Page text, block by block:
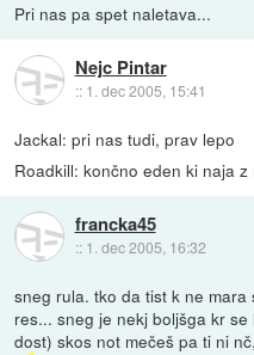
Pri nas pa spet naletava...
Nejc Pintar
:: 1. dec 2005, 15:41
Jackal: pri nas tudi, prav lepo
Roadkill: končno eden ki naja z
francka45
:: 1. dec 2005, 16:32
sneg rula. tko da tist k ne mara
res... sneg je nekj boljšga kr
dost) skos not mečeš pa ti ni